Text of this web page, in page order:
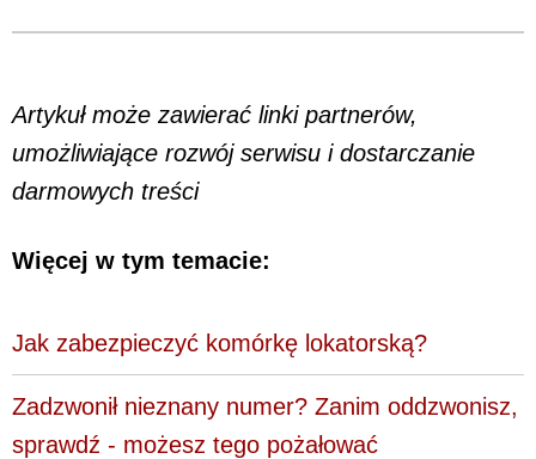
Artykuł może zawierać linki partnerów,
umożliwiające rozwój serwisu i dostarczanie
darmowych treści
Więcej w tym temacie:
Jak zabezpieczyć komórkę lokatorską?
Zadzwonił nieznany numer? Zanim oddzwonisz,
sprawdź - możesz tego pożałować